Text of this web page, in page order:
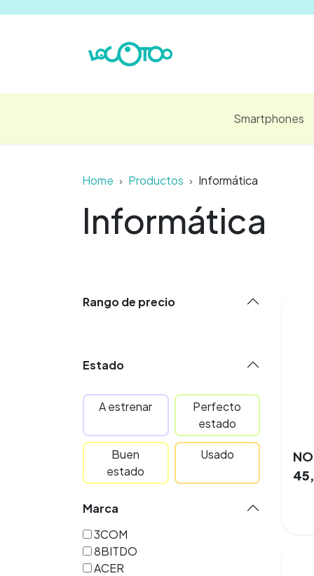
Smartphones
Home Productos Informática
Informática
Rango de precio
Estado
A estrenar
Perfecto
estado
Buen
estado
Usado
Marca
3COM
8BITDO
ACER